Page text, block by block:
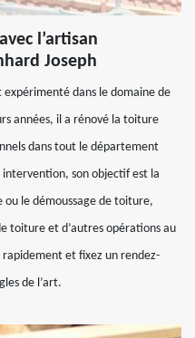
l’artisan
Joseph
expérimenté dans le domaine de
années, il a rénové la toiture
dans tout le département
intervention, son objectif est la
le démoussage de toiture,
toiture et d’autres opérations au
et fixez un rendez-
de l’art.